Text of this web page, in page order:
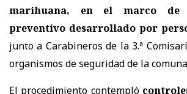
marihuana, en el marco de
preventivo desarrollado por
junto a Carabineros de la 3.ª
organismos de seguridad de la
El procedimiento contempló